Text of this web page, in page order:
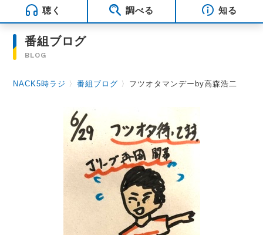
聴く 調べる 知る
番組ブログ
BLOG
NACK5時ラジ 〉番組ブログ 〉 フツオタマンデーby高森浩二